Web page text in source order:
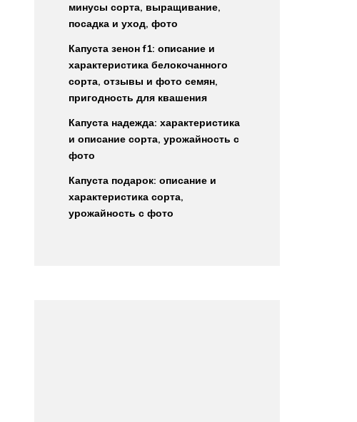
минусы сорта, выращивание,
посадка и уход, фото
Капуста зенон f1: описание и
характеристика белокочанного
сорта, отзывы и фото семян,
пригодность для квашения
Капуста надежда: характеристика
и описание сорта, урожайность с
фото
Капуста подарок: описание и
характеристика сорта,
урожайность с фото